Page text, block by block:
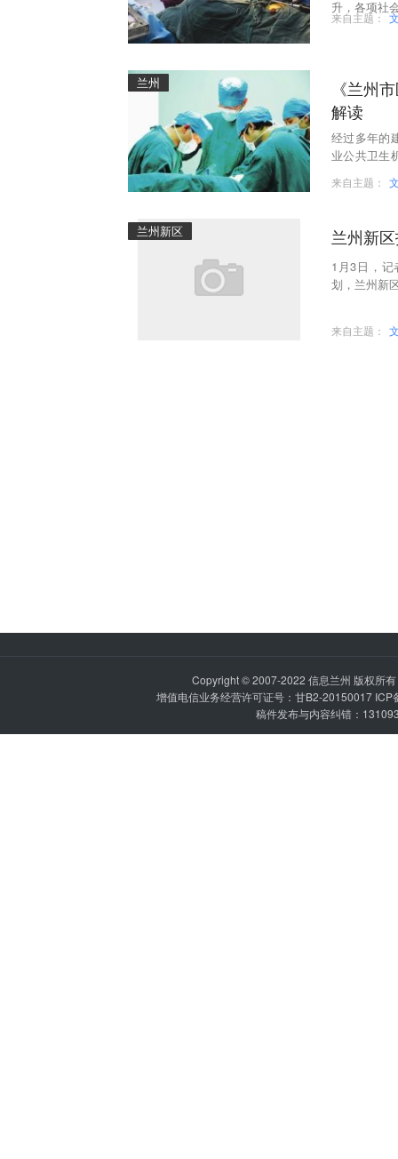
升，各项社
来自主题：
兰州
《兰州
解读
经过多年的
业公共卫生
来自主题：
兰州新区 兰州新
1月3日，
划，兰州新
来自主题：
Copyright © 2007-2022 信息兰州 版权所
增值电信业务经营许可证号：甘B2-20150017 ICP
稿件发布与内容纠错：